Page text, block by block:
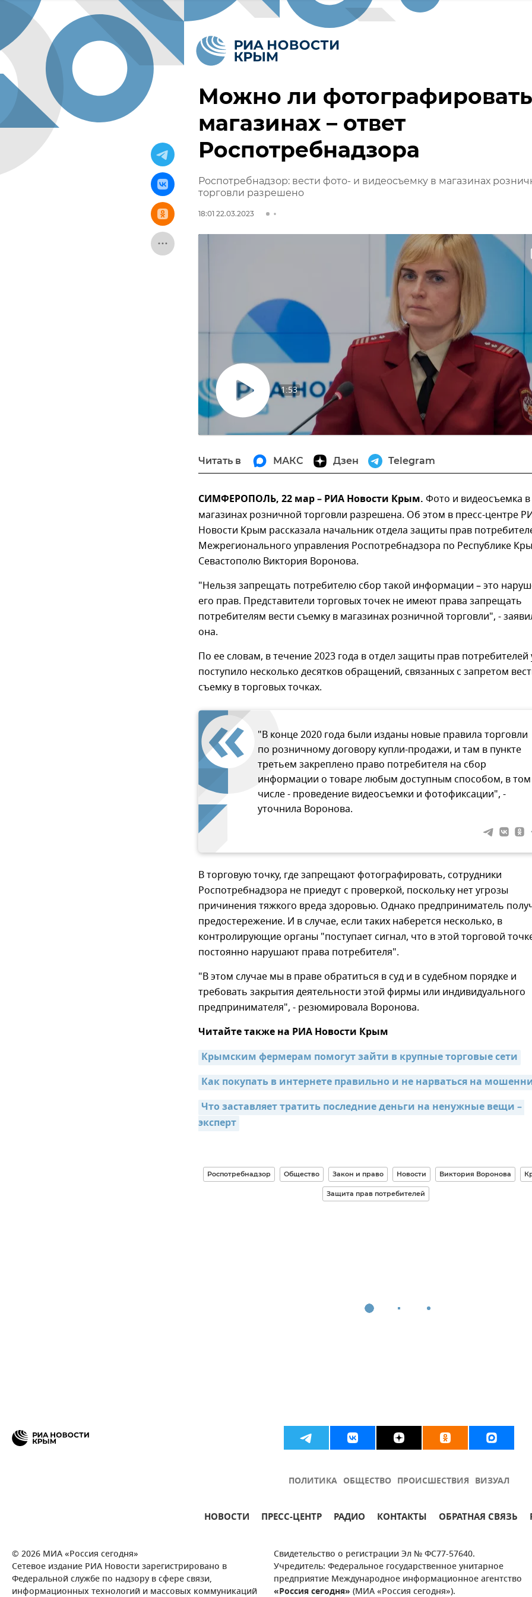
Можно ли
магазинах – ответ
Роспотребнадзора
Роспотребнадзор: вести фото- и видеосъемку в магазинах
торговли разрешено
18:01 22.03.2023
Воспроизвести
1:53
Читать в МАКС Дзен Telegram
СИМФЕРОПОЛЬ, 22 мар – РИА Новости Крым. Фото и видеосъемка в
магазинах розничной торговли разрешена. Об этом в пресс-центре
Новости Крым рассказала начальник отдела защиты прав
Межрегионального управления Роспотребнадзора по Республике
Севастополю Виктория Воронова.
"Нельзя запрещать потребителю сбор такой информации – это
его прав. Представители торговых точек не имеют права запрещать
потребителям вести съемку в магазинах розничной торговли", -
она.
По ее словам, в течение 2023 года в отдел защиты прав потребителей
поступило несколько десятков обращений, связанных с запретом
съемку в торговых точках.
"В конце 2020 года были изданы новые правила торговли
по розничному договору купли-продажи, и там в пункте
третьем закреплено право потребителя на сбор
информации о товаре любым доступным способом, в том
числе - проведение видеосъемки и фотофиксации", -
уточнила Воронова.
В торговую точку, где запрещают фотографировать, сотрудники
Роспотребнадзора не приедут с проверкой, поскольку нет угрозы
причинения тяжкого вреда здоровью. Однако предприниматель
предостережение. И в случае, если таких наберется несколько, в
контролирующие органы "поступает сигнал, что в этой торговой
постоянно нарушают права потребителя".
"В этом случае мы в праве обратиться в суд и в судебном порядке и
требовать закрытия деятельности этой фирмы или индивидуального
предпринимателя", - резюмировала Воронова.
Читайте также на РИА Новости Крым
Крымским фермерам помогут зайти в крупные торговые сети
Как покупать в интернете правильно и не нарваться на
Что заставляет тратить последние деньги на ненужные вещи –
эксперт
Роспотребнадзор Общество Закон и право Новости Виктория Воронова
Защита прав потребителей
ПОЛИТИКА ОБЩЕСТВО ПРОИСШЕСТВИЯ ВИЗУАЛ
НОВОСТИ ПРЕСС-ЦЕНТР РАДИО КОНТАКТЫ ОБРАТНАЯ СВЯЗЬ
© 2026 МИА «Россия сегодня»
Сетевое издание РИА Новости зарегистрировано в
Федеральной службе по надзору в сфере связи,
информационных технологий и массовых коммуникаций
Свидетельство о регистрации Эл № ФС77-57640.
Учредитель: Федеральное государственное унитарное
предприятие Международное информационное агентство
«Россия сегодня» (МИА «Россия сегодня»).